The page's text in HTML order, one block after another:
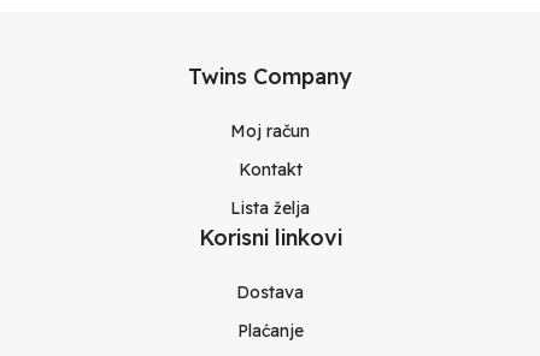
Twins Company
Moj račun
Kontakt
Lista želja
Korisni linkovi
Dostava
Plaćanje